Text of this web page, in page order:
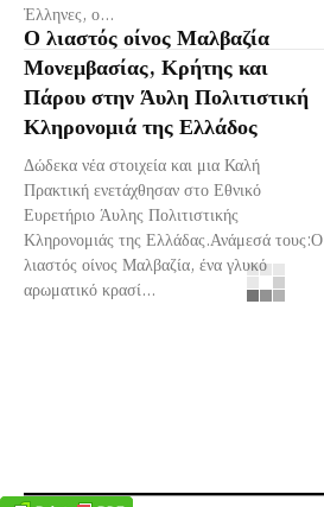
Έλληνες, ο...
Ο λιαστός οίνος Μαλβαζία
Μονεμβασίας, Κρήτης και
Πάρου στην Άυλη Πολιτιστική
Κληρονομιά της Ελλάδος
Δώδεκα νέα στοιχεία και μια Καλή
Πρακτική ενετάχθησαν στο Εθνικό
Ευρετήριο Άυλης Πολιτιστικής
Κληρονομιάς της Ελλάδας.Ανάμεσά τους:Ο
λιαστός οίνος Μαλβαζία, ένα γλυκό
αρωματικό κρασί...